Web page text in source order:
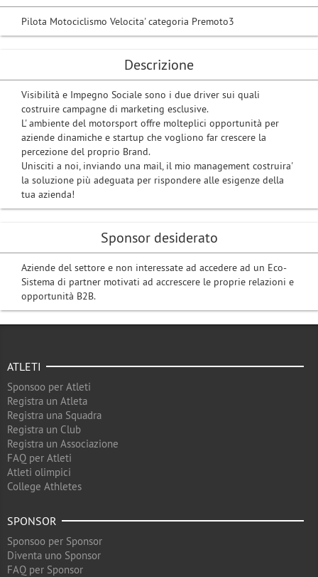
Pilota Motociclismo Velocita' categoria Premoto3
Descrizione
Visibilità e Impegno Sociale sono i due driver sui quali
costruire campagne di marketing esclusive.
L' ambiente del motorsport offre molteplici opportunità per
aziende dinamiche e startup che vogliono far crescere la
percezione del proprio Brand.
Unisciti a noi, inviando una mail, il mio management costruira'
la soluzione più adeguata per rispondere alle esigenze della
tua azienda!
Sponsor desiderato
Aziende del settore e non interessate ad accedere ad un Eco-
Sistema di partner motivati ​​ad accrescere le proprie relazioni e
opportunità B2B.
ATLETI
Sponsoo per Atleti
Registra un Atleta
Registra una Squadra
Registra un Club
Registra un Associazione
FAQ per Atleti
Atleti olimpici
College Athletes
SPONSOR
Sponsoo per Sponsor
Diventa uno Sponsor
FAQ per Sponsor